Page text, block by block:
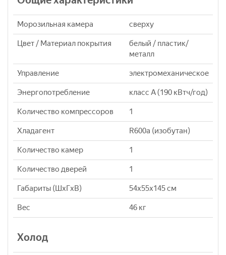
Морозильная камера сверху
Цвет / Материал покрытия
белый / пластик/
металл
Управление электромеханическое
Энергопотребление класс A (190 кВтч/год)
Количество компрессоров 1
Хладагент R600a (изобутан)
Количество камер 1
Количество дверей 1
Габариты (ШxГxВ) 54x55x145 см
Вес 46 кг
Холод